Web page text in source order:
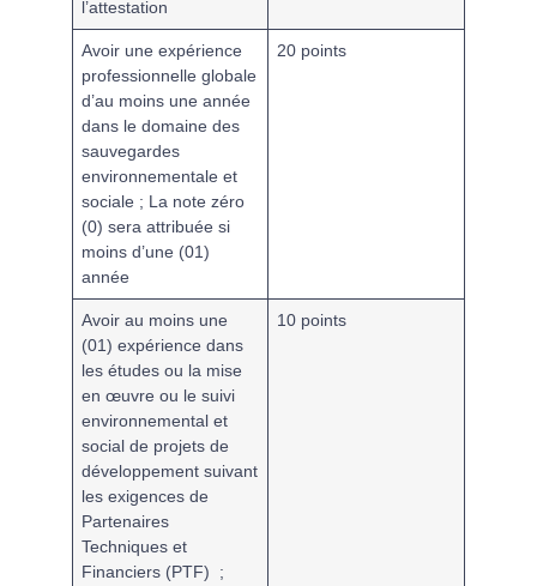
l’attestation
Avoir une expérience
professionnelle globale
d’au moins une année
dans le domaine des
sauvegardes
environnementale et
sociale ; La note zéro
(0) sera attribuée si
moins d’une (01)
année
20 points
Avoir au moins une
(01) expérience dans
les études ou la mise
en œuvre ou le suivi
environnemental et
social de projets de
développement suivant
les exigences de
Partenaires
Techniques et
Financiers (PTF) ;
10 points